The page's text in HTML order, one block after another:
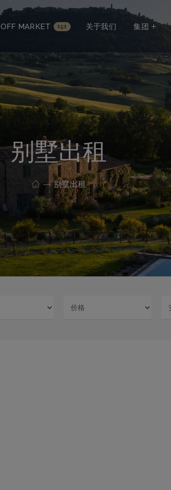
OFF MARKET 151 关于我们 集团
别墅出租
别墅出租